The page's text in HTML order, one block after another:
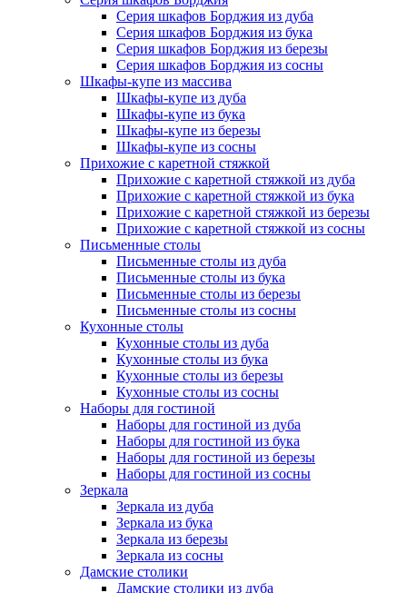
Серия шкафов Борджия из дуба
Серия шкафов Борджия из бука
Серия шкафов Борджия из березы
Серия шкафов Борджия из сосны
Шкафы-купе из массива
Шкафы-купе из дуба
Шкафы-купе из бука
Шкафы-купе из березы
Шкафы-купе из сосны
Прихожие с каретной стяжкой
Прихожие с каретной стяжкой из дуба
Прихожие с каретной стяжкой из бука
Прихожие с каретной стяжкой из березы
Прихожие с каретной стяжкой из сосны
Письменные столы
Письменные столы из дуба
Письменные столы из бука
Письменные столы из березы
Письменные столы из сосны
Кухонные столы
Кухонные столы из дуба
Кухонные столы из бука
Кухонные столы из березы
Кухонные столы из сосны
Наборы для гостиной
Наборы для гостиной из дуба
Наборы для гостиной из бука
Наборы для гостиной из березы
Наборы для гостиной из сосны
Зеркала
Зеркала из дуба
Зеркала из бука
Зеркала из березы
Зеркала из сосны
Дамские столики
Дамские столики из дуба